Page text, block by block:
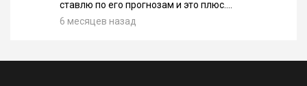
ставлю по его прогнозам и это плюс....
6 месяцев назад